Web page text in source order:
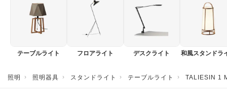
テーブルライト フロアライト デスクライト 和風スタンドラ
照明 照明器具 スタンドライト テーブルライト TALIESIN 1